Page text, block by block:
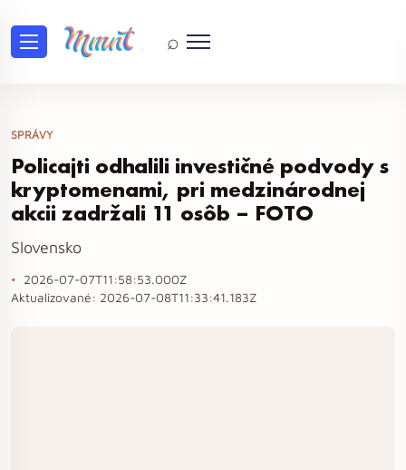
⌕
SPRÁVY
Policajti odhalili investičné podvody s
kryptomenami, pri medzinárodnej
akcii zadržali 11 osôb – FOTO
Slovensko
2026-07-07T11:58:53.000Z
Aktualizované: 2026-07-08T11:33:41.183Z